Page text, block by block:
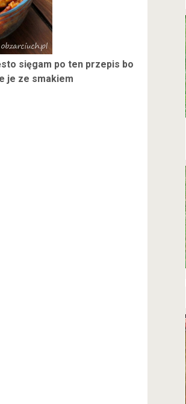
sięgam po ten przepis bo
je ze smakiem